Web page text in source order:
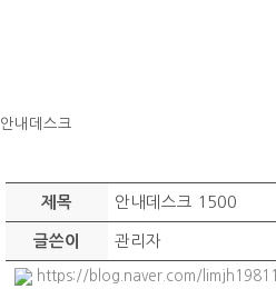
안내데스크
제목 안내데스크 1500
글쓴이 관리자
https://blog.naver.com/